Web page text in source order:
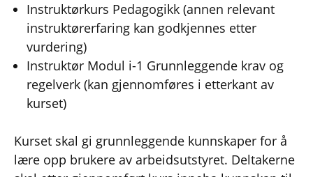
Instruktørkurs Pedagogikk (annen relevant
instruktørerfaring kan godkjennes etter
vurdering)
Instruktør Modul i-1 Grunnleggende krav og
regelverk (kan gjennomføres i etterkant av
kurset)
Kurset skal gi grunnleggende kunnskaper for å
lære opp brukere av arbeidsutstyret. Deltakerne